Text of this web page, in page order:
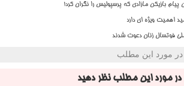
پیام بازیکن مازادی که پرسپولیس را نگران کرد!
اهمیت ویژه ای دارد
در مورد این مطلب
در مورد این مطلب نظر دهید